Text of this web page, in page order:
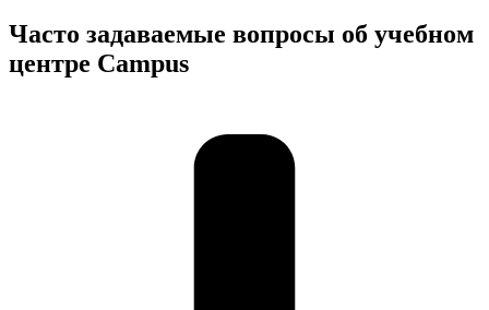
Часто задаваемые вопросы об учебном
центре Campus